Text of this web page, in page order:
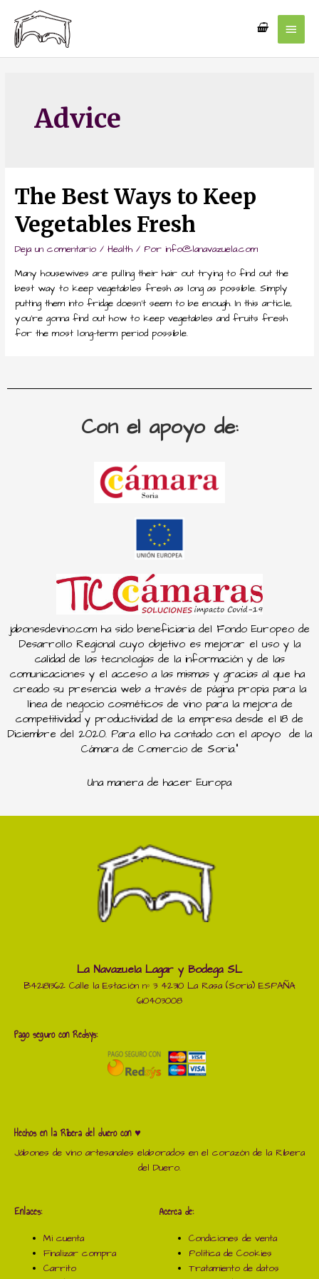
Advice
The Best Ways to Keep
Vegetables Fresh
Deja un comentario /Health / Porinfo@lanavazuela.com
Many housewives are pulling their hair out trying to find out the
best way to keep vegetables fresh as long as possible. Simply
putting them into fridge doesn’t seem to be enough. In this article,
you’re gonna find out how to keep vegetables and fruits fresh
for the most long-term period possible.
Con el apoyo de:
jabonesdevino.com ha sido beneficiaria del Fondo Europeo de
Desarrollo Regional cuyo objetivo es mejorar el uso y la
calidad de las tecnologías de la información y de las
comunicaciones y el acceso a las mismas y gracias al que ha
creado su presencia web a través de página propia para la
línea de negocio cosméticos de vino para la mejora de
competitividad y productividad de la empresa desde el 18 de
Diciembre del 2020. Para ello ha contado con el apoyo de la
Cámara de Comercio de Soria.”
Una manera de hacer Europa
La Navazuela Lagar y Bodega SL
B42181362 Calle la Estación nº 3 42310 La Rasa (Soria) ESPAÑA
610403008
Pago seguro con Redsys:
Hechos en la Ribera del duero con ♥
Jábones de vino artesanales elaborados en el corazón de la Ribera
del Duero.
Enlaces:
Mi cuenta
Finalizar compra
Carrito
Acerca de:
Condiciones de venta
Política de Cookies
Tratamiento de datos